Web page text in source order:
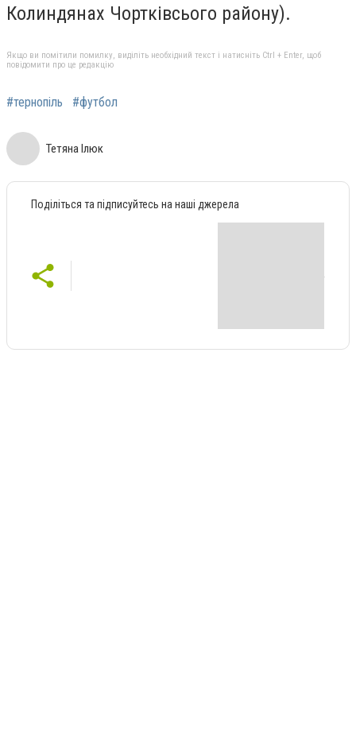
Колиндянах Чортківсього району).
Якщо ви помітили помилку, виділіть необхідний текст і натисніть Ctrl + Enter, щоб
повідомити про це редакцію
#тернопіль #футбол
Тетяна Ілюк
Поділіться та підписуйтесь на наші джерела